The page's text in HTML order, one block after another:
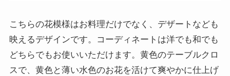
こちらの花模様はお料理だけでなく、デザートなども
映えるデザインです。コーディネートは洋でも和でも
どちらでもお使いいただけます。黄色のテーブルクロ
スで、黄色と薄い水色のお花を活けて爽やかに仕上げ